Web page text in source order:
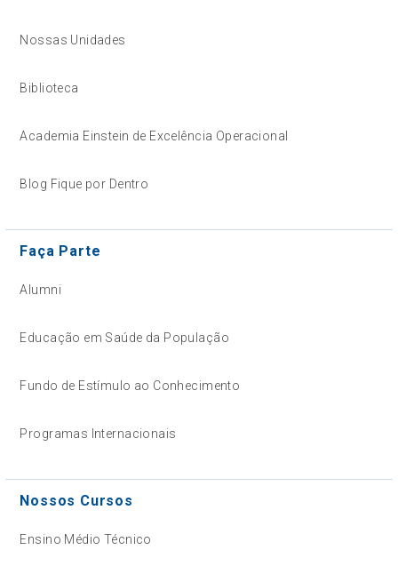
Nossas Unidades
Biblioteca
Academia Einstein de Excelência Operacional
Blog Fique por Dentro
Faça Parte
Alumni
Educação em Saúde da População
Fundo de Estímulo ao Conhecimento
Programas Internacionais
Nossos Cursos
Ensino Médio Técnico